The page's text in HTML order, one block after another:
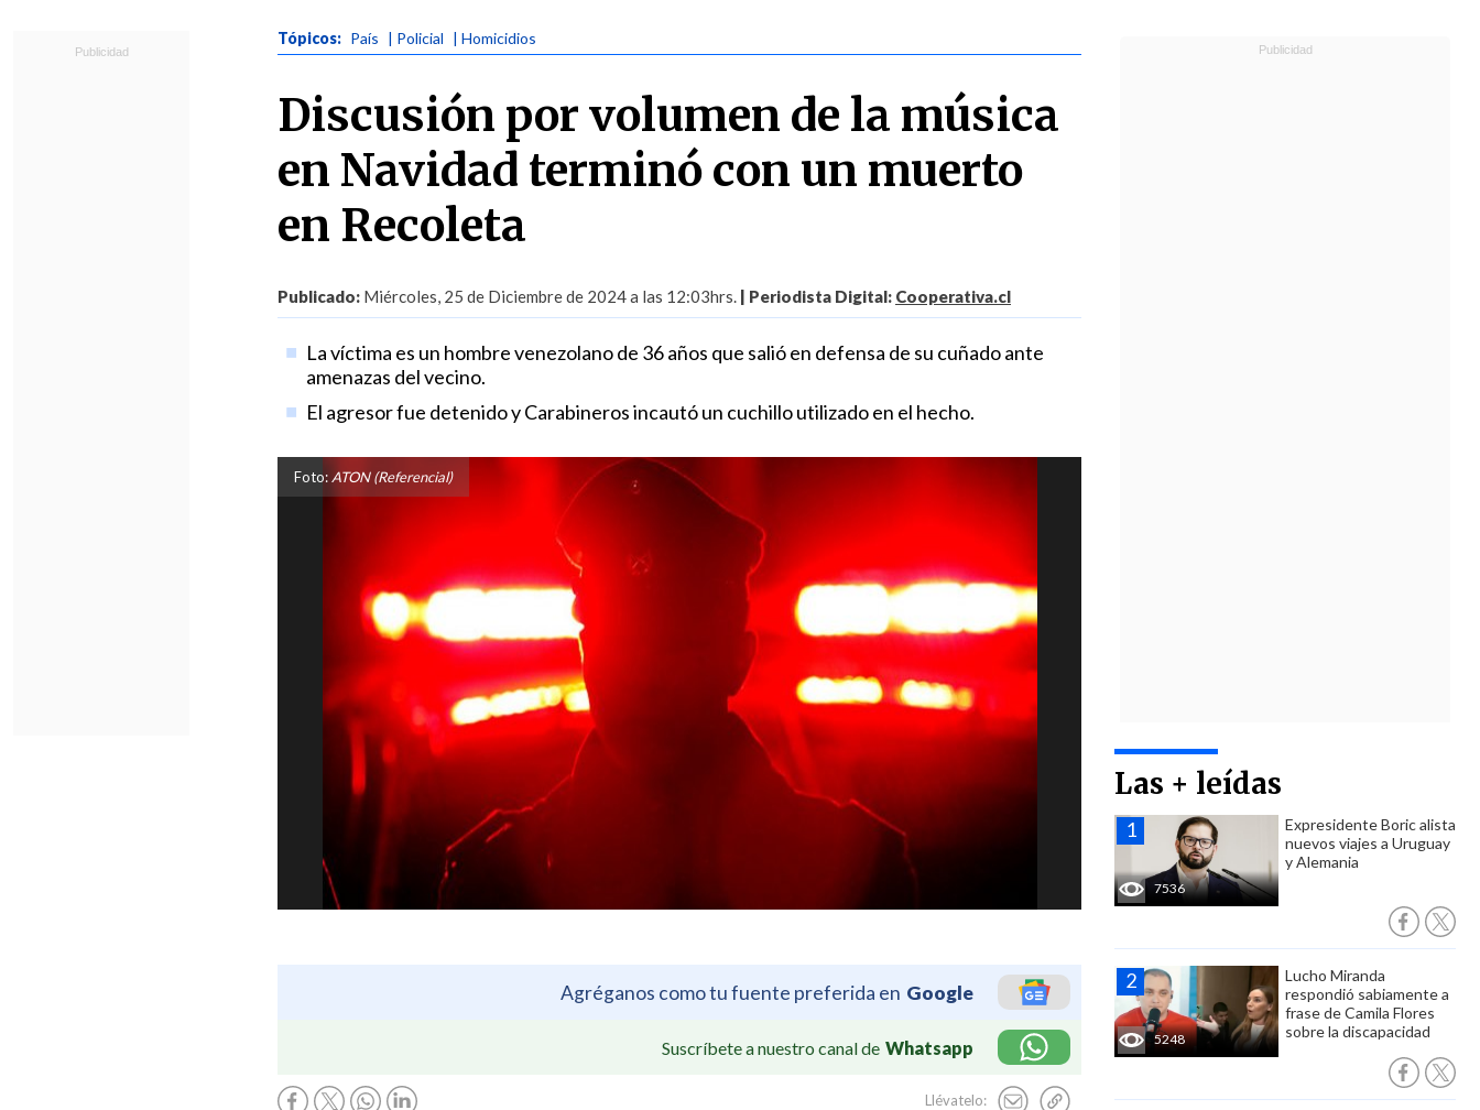
Tópicos: País | Policial | Homicidios
Discusión por volumen de la música
en Navidad terminó con un muerto
en Recoleta
Publicado: Miércoles, 25 de Diciembre de 2024 a las 12:03hrs. | Periodista Digital: Cooperativa.cl
La víctima es un hombre venezolano de 36 años que salió en defensa de su cuñado ante
amenazas del vecino.
El agresor fue detenido y Carabineros incautó un cuchillo utilizado en el hecho.
Foto: ATON (Referencial)
Agréganos como tu fuente preferida en Google
Suscríbete a nuestro canal de Whatsapp
Llévatelo:
Las + leídas
7536
Expresidente Boric alista
nuevos viajes a Uruguay
y Alemania
5248
Lucho Miranda
respondió sabiamente a
frase de Camila Flores
sobre la discapacidad